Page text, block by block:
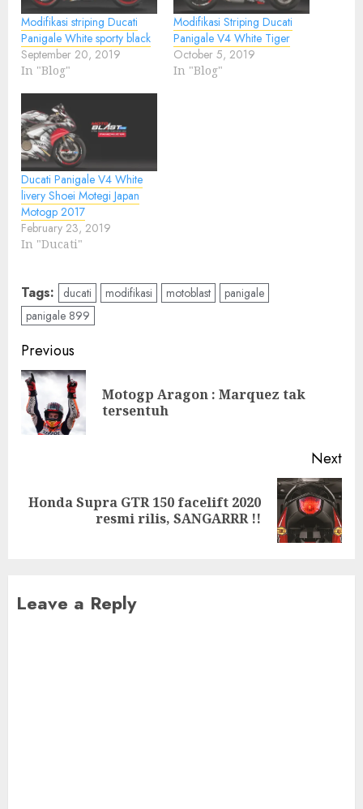
Modifikasi striping Ducati
Panigale White sporty black
September 20, 2019
In "Blog"
Modifikasi Striping Ducati
Panigale V4 White Tiger
October 5, 2019
In "Blog"
Ducati Panigale V4 White
livery Shoei Motegi Japan
Motogp 2017
February 23, 2019
In "Ducati"
Tags: ducati modifikasi motoblast
panigale
panigale 899
Post
navigation
Previous
Motogp Aragon : Marquez tak
tersentuh
Next
Next
Honda Supra GTR 150 facelift 2020
resmi rilis, SANGARRR !!
Leave a Reply